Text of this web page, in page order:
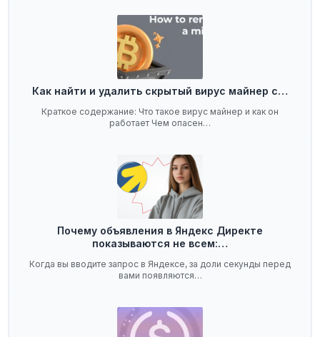
Как найти и удалить скрытый вирус майнер с…
Краткое содержание: Что такое вирус майнер и как он
работает Чем опасен…
Почему объявления в Яндекс Директе
показываются не всем:…
Когда вы вводите запрос в Яндексе, за доли секунды перед
вами появляются…